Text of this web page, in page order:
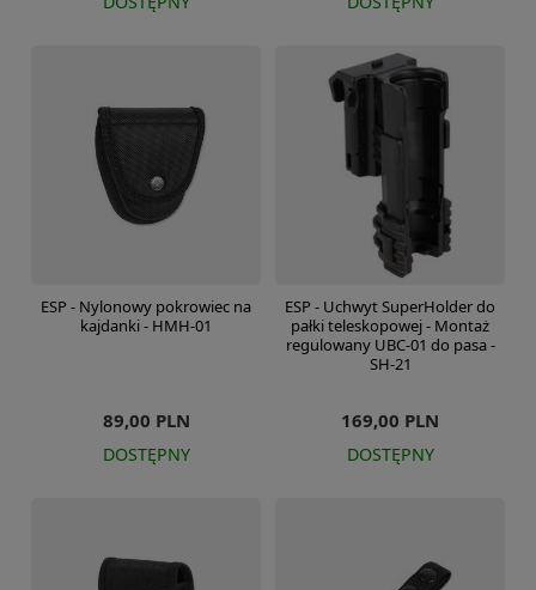
ESP - Nylonowy pokrowiec na
kajdanki - HMH-01
89,00 PLN
DOSTĘPNY
ESP - Uchwyt SuperHolder do
pałki teleskopowej - Montaż
regulowany UBC-01 do pasa -
SH-21
169,00 PLN
DOSTĘPNY